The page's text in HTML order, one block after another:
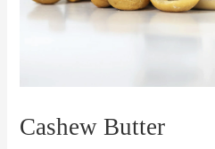
Cashew Butter